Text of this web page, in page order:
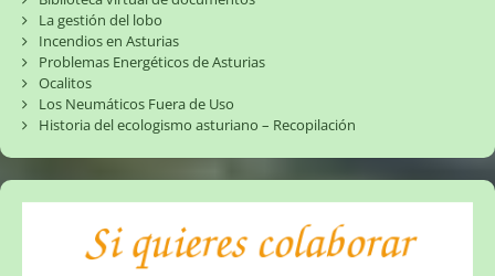
La gestión del lobo
Incendios en Asturias
Problemas Energéticos de Asturias
Ocalitos
Los Neumáticos Fuera de Uso
Historia del ecologismo asturiano – Recopilación